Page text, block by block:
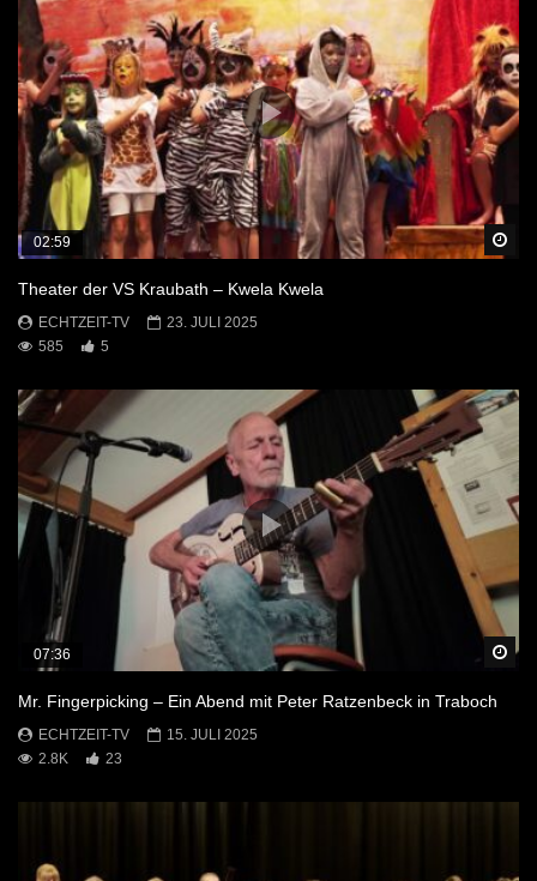
02:59
Theater der VS Kraubath – Kwela Kwela
ECHTZEIT-TV
23. JULI 2025
585
5
07:36
Mr. Fingerpicking – Ein Abend mit Peter Ratzenbeck in Traboch
ECHTZEIT-TV
15. JULI 2025
2.8K
23